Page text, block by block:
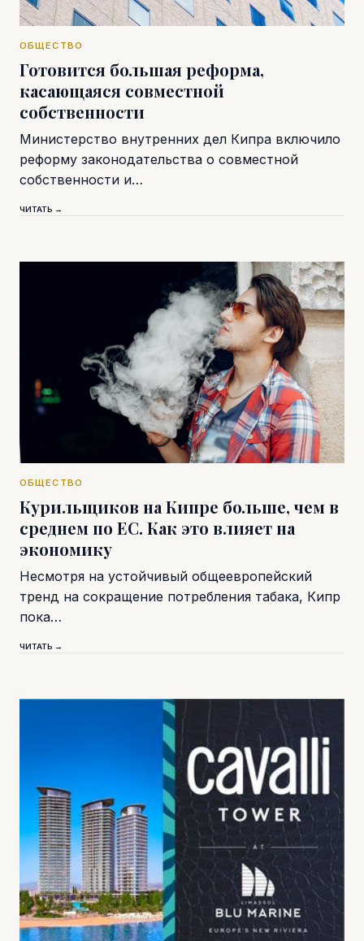
ОБЩЕСТВО
Готовится большая реформа,
касающаяся совместной
собственности
Министерство внутренних дел Кипра включило
реформу законодательства о совместной
собственности и…
ЧИТАТЬ →
ОБЩЕСТВО
Курильщиков на Кипре больше, чем в
среднем по ЕС. Как это влияет на
экономику
Несмотря на устойчивый общеевропейский
тренд на сокращение потребления табака, Кипр
пока…
ЧИТАТЬ →